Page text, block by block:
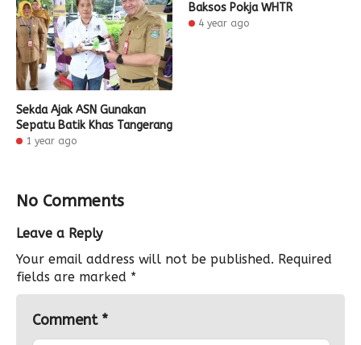
Sekda Ajak ASN Gunakan
Sepatu Batik Khas Tangerang
1 year ago
Baksos Pokja WHTR
4 year ago
No Comments
Leave a Reply
Your email address will not be published. Required
fields are marked *
Comment *